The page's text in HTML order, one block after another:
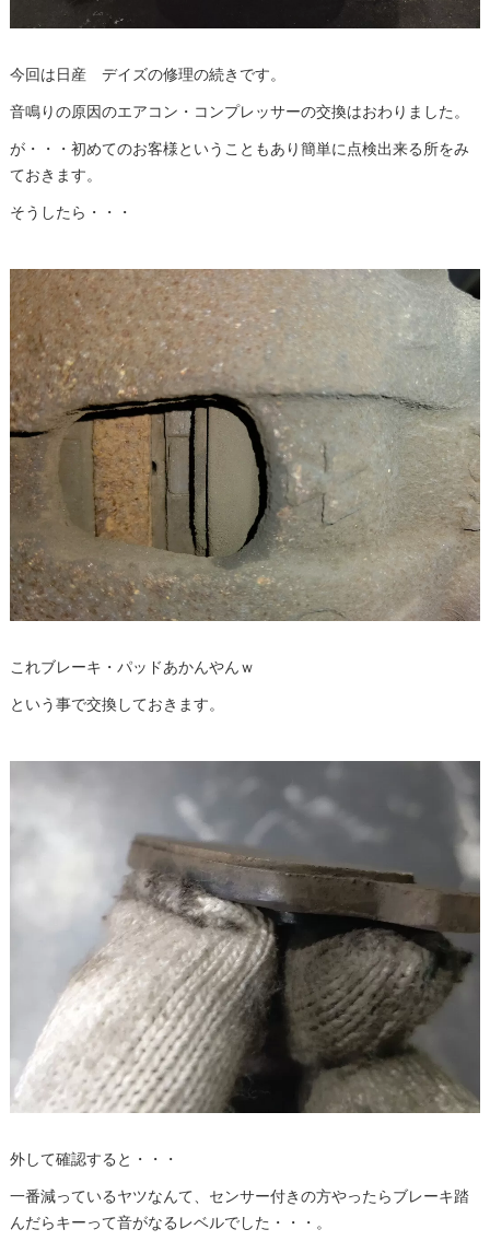
今回は日産 デイズの修理の続きです。
音鳴りの原因のエアコン・コンプレッサーの交換はおわりました。
が・・・初めてのお客様ということもあり簡単に点検出来る所をみ
ておきます。
そうしたら・・・
これブレーキ・パッドあかんやんｗ
という事で交換しておきます。
外して確認すると・・・
一番減っているヤツなんて、センサー付きの方やったらブレーキ踏
んだらキーって音がなるレベルでした・・・。